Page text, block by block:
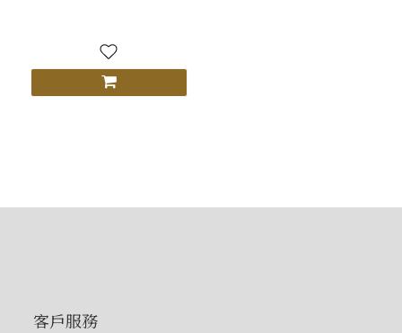
客戶服務